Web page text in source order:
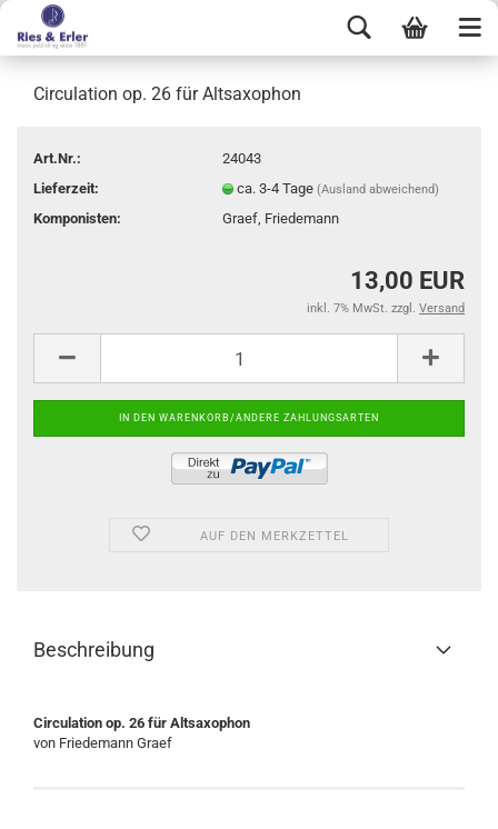
Circulation op. 26 für Altsaxophon
Art.Nr.:
24043
Lieferzeit:
ca. 3-4 Tage(Ausland abweichend)
Komponisten: Graef, Friedemann
13,00 EUR
inkl. 7% MwSt. zzgl. Versand
AUF DEN MERKZETTEL
Beschreibung
Circulation op. 26 für Altsaxophon
von Friedemann Graef